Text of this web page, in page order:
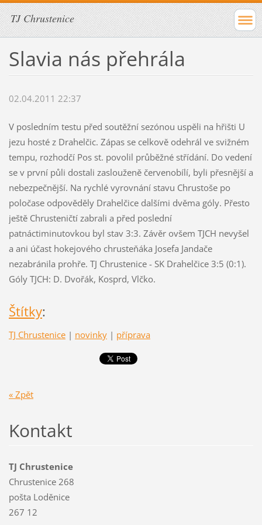
TJ Chrustenice
Slavia nás přehrála
02.04.2011 22:37
V posledním testu před soutěžní sezónou uspěli na hřišti U
jezu hosté z Drahelčic. Zápas se celkově odehrál ve svižném
tempu, rozhodčí Pos st. povolil průběžné střídání. Do vedení
se v první půli dostali zaslouženě červenobílí, byli přesnější a
nebezpečnější. Na rychlé vyrovnání stavu Chrustoše po
poločase odpověděly Drahelčice dalšími dvěma góly. Přesto
ještě Chrusteničtí zabrali a před poslední
patnáctiminutovkou byl stav 3:3. Závěr ovšem TJCH nevyšel
a ani účast hokejového chrusteňáka Josefa Jandače
nezabránila prohře. TJ Chrustenice - SK Drahelčice 3:5 (0:1).
Góly TJCH: D. Dvořák, Kosprd, Vlčko.
Štítky:
TJ Chrustenice | novinky | příprava
« Zpět
Kontakt
TJ Chrustenice
Chrustenice 268
pošta Loděnice
267 12